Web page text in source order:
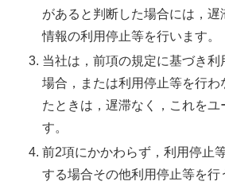
があると判断した場合には，遅
情報の利用停止等を行います。
当社は，前項の規定に基づき利
場合，または利用停止等を行わ
たときは，遅滞なく，これをユ
す。
前2項にかかわらず，利用停止
する場合その他利用停止等を行